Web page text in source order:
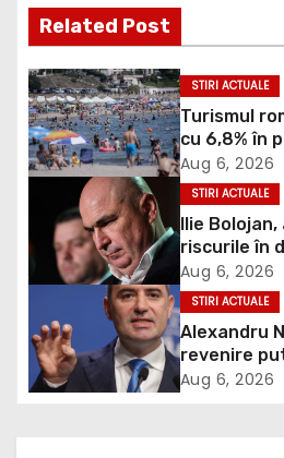
t
n
a
v
g
a
t
i
Related Post
STIRI ACTUALE
Turismul
cu 6,8% în
2026
Aug 6, 2026
STIRI ACTUALE
Ilie
riscurile în
electrice.
Aug 6, 2026
STIRI ACTUALE
Alexandru
revenire
în 2027:
Aug 6, 2026